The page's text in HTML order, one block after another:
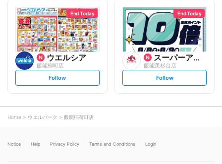
l
o
w
l
o
End Today
ウエルシア
飯能柳町店
s
t
o
Follow
End Today
スーパーアルプス
飯能美杉台店
s
t
Follow
Home ウェルパーク 飯能稲荷町店
Notice Help Privacy Policy Terms and Conditions Login